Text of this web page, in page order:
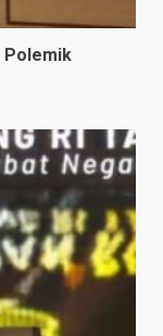
Polemik